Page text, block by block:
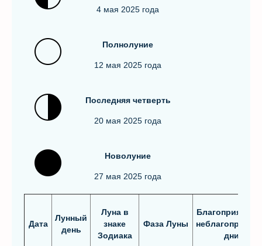
4 мая 2025 года
Полнолуние
12 мая 2025 года
Последняя чeтвepть
20 мая 2025 года
Новолуние
27 мая 2025 года
Дата
Лунный
день
Луна в
знаке
Зодиака
Фаза Луны
дни*